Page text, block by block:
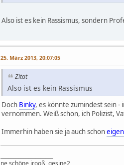
Also ist es kein Rassismus, sondern
25. März 2013, 20:07:05
Zitat
Also ist es kein Rassismus
Doch Binky, es könnte zumindest sein
vernommen. Weiß schon, ich Polizist,
Immerhin haben sie ja auch schon
ne schöne jrooß, gesine2